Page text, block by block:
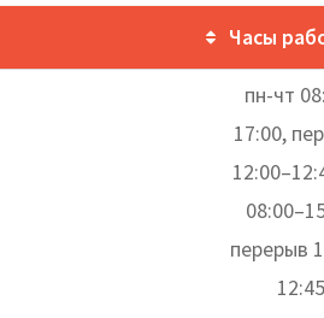
Часы
пн-чт
17:00,
перерыв
12:45